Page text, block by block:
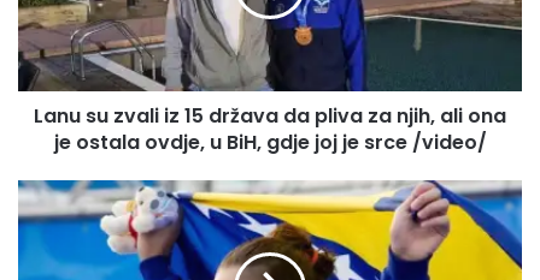
država
da
pliva
za
njih,
je
ostala
Lanu su zvali iz 15 država da pliva za njih, ali ona
je ostala ovdje, u BiH, gdje joj je srce /video/
Lana
Pudar